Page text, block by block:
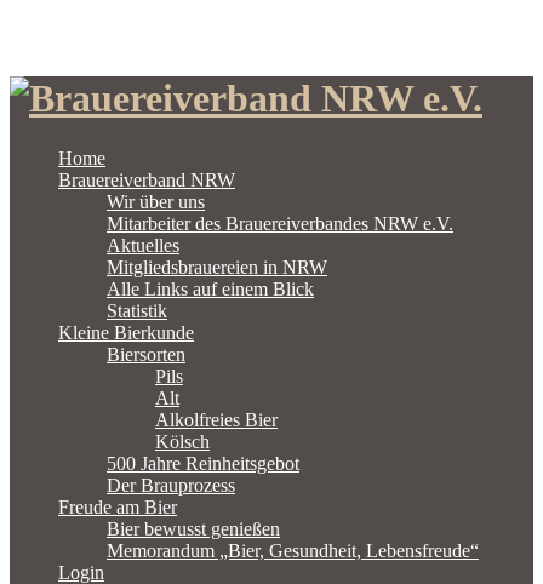
Home
Brauereiverband NRW
Wir über uns
Mitarbeiter des Brauereiverbandes NRW e.V.
Aktuelles
Mitgliedsbrauereien in NRW
Alle Links auf einem Blick
Statistik
Kleine Bierkunde
Biersorten
Pils
Alt
Alkolfreies Bier
Kölsch
500 Jahre Reinheitsgebot
Der Brauprozess
Freude am Bier
Bier bewusst genießen
Memorandum „Bier, Gesundheit, Lebensfreude“
Login